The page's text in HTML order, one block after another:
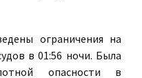
ограничения на
в 01:56 ночи. Была
опасности в